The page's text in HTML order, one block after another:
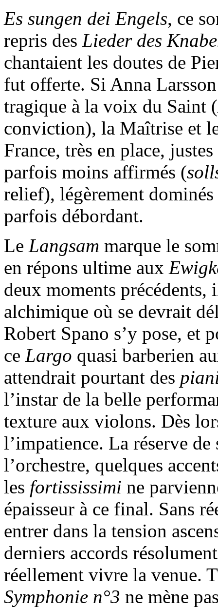
Es sungen dei Engels, ce
repris des Lieder des
chantaient les doutes de
fut offerte. Si Anna
tragique à la voix du Saint (
conviction), la Maîtrise et
France, très en place,
parfois moins affirmés (
relief), légèrement
parfois débordant.
Le Langsam marque le
en répons ultime aux
deux moments précédents,
alchimique où se devrait
Robert Spano s’y pose, et
ce Largo quasi barberien
attendrait pourtant des
l’instar de la belle
texture aux violons. Dès
l’impatience. La réserve de
l’orchestre, quelques
les fortississimi ne
épaisseur à ce final. Sans
entrer dans la tension
derniers accords
réellement vivre la venue.
Symphonie n°3 ne mène